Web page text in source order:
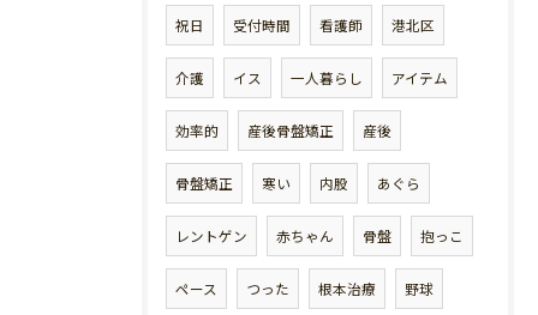
祝日 受付時間 看護師 港北区
介護 イス 一人暮らし アイテム
効率的 産後骨盤矯正 産後
骨盤矯正 寒い 内股 あぐら
レントゲン 赤ちゃん 骨盤 抱っこ
ペース つった 根本治療 野球